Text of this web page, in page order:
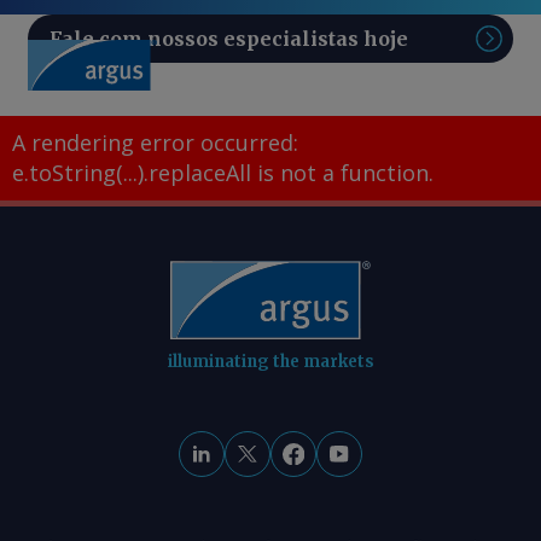
Fale com nossos especialistas hoje
A rendering error occurred:
e.toString(...).replaceAll is not a function.
illuminating the markets